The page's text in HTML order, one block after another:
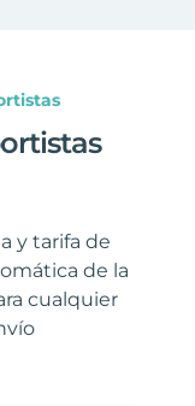
y tarifa de
de la
cualquier